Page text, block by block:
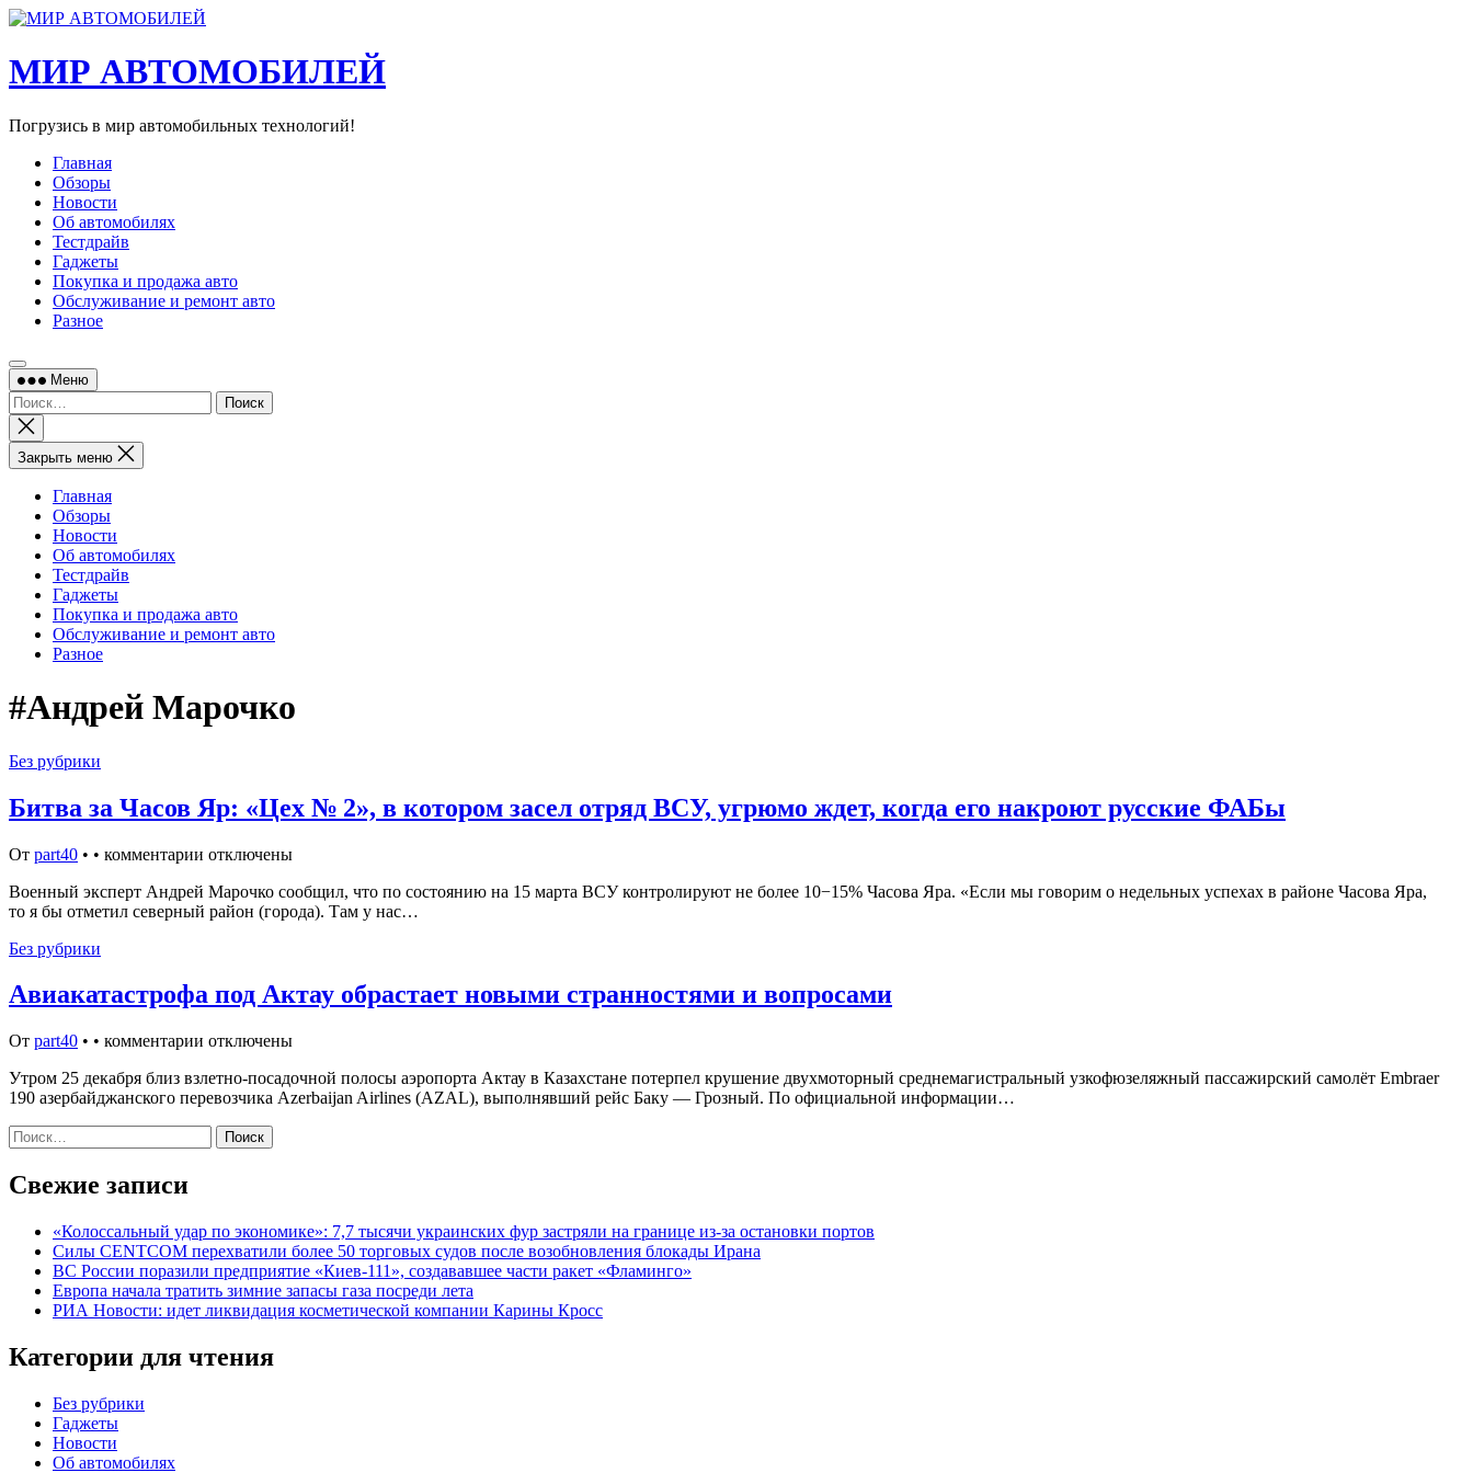
Перейти
содержимому
МИР АВТОМОБИЛЕЙ
Погрузись в мир автомобильных технологий!
Главная
Обзоры
Новости
Об автомобилях
Тестдрайв
Гаджеты
Покупка и продажа авто
Обслуживание и ремонт авто
Разное
Меню
Найти:
Закрыть
поиск
Закрыть меню
Главная
Обзоры
Новости
Об автомобилях
Тестдрайв
Гаджеты
Покупка и продажа авто
Обслуживание и ремонт авто
Разное
#Андрей Марочко
Без рубрики
Битва за Часов Яр: «Цех № 2», в котором засел отряд ВСУ, угрюмо ждет, когда его накроют русские ФАБы
От part40 • • комментарии отключены
Военный эксперт Андрей Марочко сообщил, что по состоянию на 15 марта ВСУ контролируют не более 10−15% Часова Яра. «Если мы говорим о недельных успехах в районе Часова Яра,
то я бы отметил северный район (города). Там у нас…
Без рубрики
Авиакатастрофа под Актау обрастает новыми странностями и вопросами
От part40 • • комментарии отключены
Утром 25 декабря близ взлетно-посадочной полосы аэропорта Актау в Казахстане потерпел крушение двухмоторный среднемагистральный узкофюзеляжный пассажирский самолёт Embraer
190 азербайджанского перевозчика Azerbaijan Airlines (AZAL), выполнявший рейс Баку — Грозный. По официальной информации…
Найти:
Свежие записи
«Колоссальный удар по экономике»: 7,7 тысячи украинских фур застряли на границе из-за остановки портов
Силы CENTCOM перехватили более 50 торговых судов после возобновления блокады Ирана
ВС России поразили предприятие «Киев-111», создававшее части ракет «Фламинго»
Европа начала тратить зимние запасы газа посреди лета
РИА Новости: идет ликвидация косметической компании Карины Кросс
Категории для чтения
Без рубрики
Гаджеты
Новости
Об автомобилях